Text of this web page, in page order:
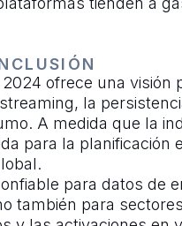
ofrece una visión
la
A medida que la
para la planificación
para datos de
también para